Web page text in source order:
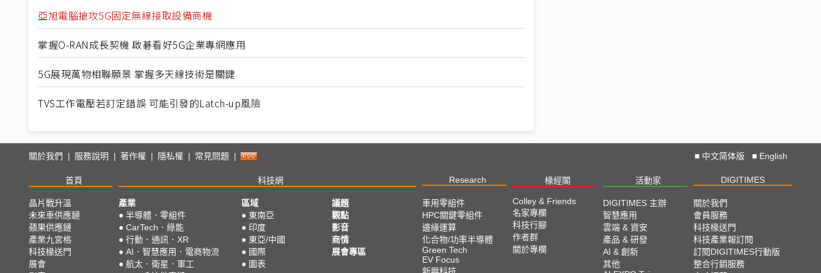
亞旭電腦搶攻5G固定無線接取設備商機
掌握O-RAN成長契機 啟碁看好5G企業專網應用
5G展現萬物相聯願景 掌握多天線技術是關鍵
TVS工作電壓若訂定錯誤 可能引發的Latch-up風險
關於我們 服務說明 著作權 隱私權 常見問題 ■ 中文简体版 ■ English
首頁 科技網 Research 椽經閣 活動家 DIGITIMES
晶片戰升溫
未來車供應鏈
蘋果供應鏈
產業九宮格
科技椽送門
展會
產業
● 半導體．零組件
● CarTech．綠能
● 行動．通訊．XR
● AI．智慧應用．電商物流
● 航太．衛星．軍工
區域
● 東南亞
● 印度
● 東亞/中國
● 國際
● 圖表
議題
觀點
影音
商情
展會專區
車用零組件
HPC關鍵零組件
邊緣運算
化合物/功率半導體
Green Tech
EV Focus
Colley & Friends
名家專欄
科技行腳
作者群
關於專欄
DIGITIMES 主辦
智慧應用
雲端 & 資安
產品 & 研發
AI & 創新
其他
關於我們
會員服務
科技椽送門
科技產業報訂閱
訂閱DIGITIMES行動版
整合行銷服務